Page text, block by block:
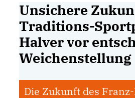
Unsichere
Traditions-
Halver vor
Weichenstellung
Die Zukunft des